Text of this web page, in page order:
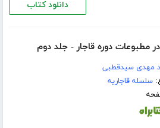
دانلود کتاب
مطبوعات دوره قاجار - جلد دوم
مهدی سیدقطبی
سلسله قاجاریه